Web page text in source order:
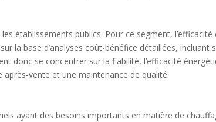
établissements publics. Pour ce segment,
la base d’analyses coût-bénéfice détaillées,
donc se concentrer sur la fiabilité, l’efficacité
après-vente et une maintenance de qualité.
ayant des besoins importants en matière de